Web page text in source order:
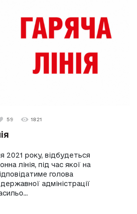
59 1821
2021 року, відбудеться
лінія, під час якої на
голова
адміністрації